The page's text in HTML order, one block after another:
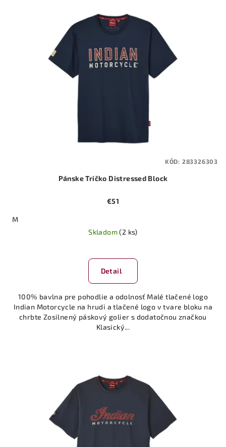
Pánske Tričko Distressed Block
€51
M
Skladom(2 ks)
Detail
100% bavlna pre pohodlie a odolnosť Malé tlačené logo
Indian Motorcycle na hrudi a tlačené logo v tvare bloku na
chrbte Zosilnený páskový golier s dodatočnou značkou
Klasický...
KÓD: 283326303